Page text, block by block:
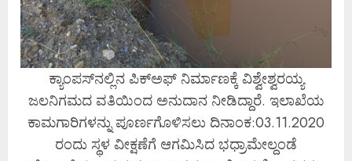
ಕ್ಯಾಂಪಸ್‌ನಲ್ಲಿನ ಪಿಕ್‌ಅಫ್ ನಿರ್ಮಾಣಕ್ಕೆ ವಿಶ್ವೇಶ್ವರಯ್ಯ
ಜಲನಿಗಮದ ವತಿಯಿಂದ ಅನುದಾನ ನೀಡಿದ್ದಾರೆ. ಇಲಾಖೆಯ
ಕಾಮಗಾರಿಗಳನ್ನು ಪೂರ್ಣಗೊಳಿಸಲು ದಿನಾಂಕ:03.11.2020
ರಂದು ಸ್ಥಳ ವೀಕ್ಷಣೆಗೆ ಆಗಮಿಸಿದ ಭಧ್ರಾಮೇಲ್ದಂಡೆ